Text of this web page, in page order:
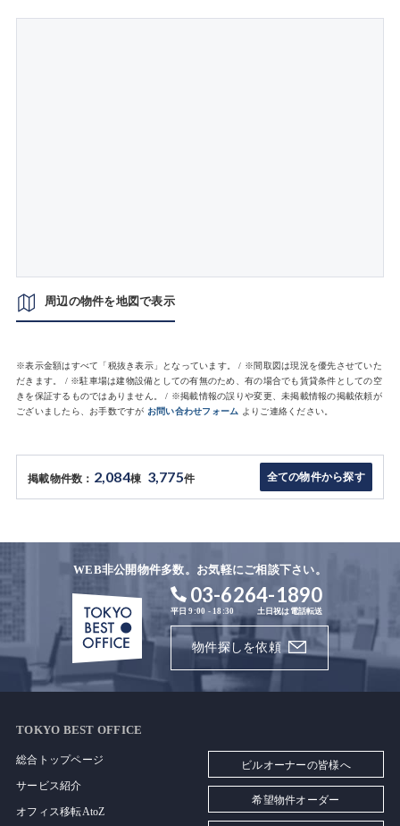
周辺の物件を地図で表示
※表示金額はすべて「税抜き表示」となっています。 / ※間取図は現況を優先させていた
だきます。 / ※駐車場は建物設備としての有無のため、有の場合でも賃貸条件としての空
きを保証するものではありません。 / ※掲載情報の誤りや変更、未掲載情報の掲載依頼が
ございましたら、お手数ですが お問い合わせフォーム よりご連絡ください。
掲載物件数： 2,084棟 3,775件 全ての物件から探す
WEB非公開物件多数。お気軽にご相談下さい。
03-6264-1890
平日 9:00 - 18:30 土日祝は電話転送
物件探しを依頼
TOKYO BEST OFFICE
総合トップページ
サービス紹介
オフィス移転AtoZ
ビルオーナーの皆様へ
希望物件オーダー